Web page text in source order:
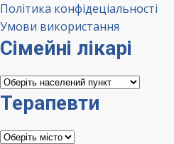
Політика конфідеціальності
Умови використання
Сімейні лікарі
Сімейні
лікарі
Терапевти
Терапевти